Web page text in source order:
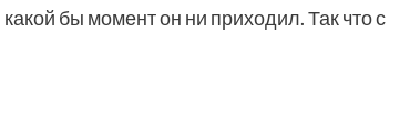
бы момент он ни приходил. Так что с